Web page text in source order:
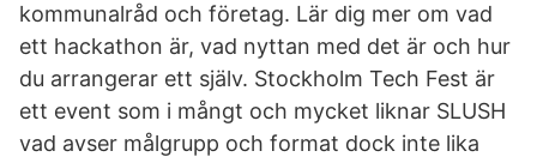
kommunalråd och företag. Lär dig mer om vad
ett hackathon är, vad nyttan med det är och hur
du arrangerar ett själv. Stockholm Tech Fest är
ett event som i mångt och mycket liknar SLUSH
vad avser målgrupp och format dock inte lika